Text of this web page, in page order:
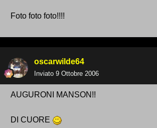
Foto foto foto!!!!
oscarwilde64
Inviato 9 Ottobre 2006
AUGURONI MANSON!!
DI CUORE